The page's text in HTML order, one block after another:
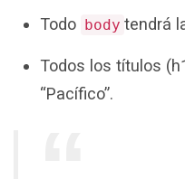
Todo body tendrá
Todos los títulos
“Pacífico”.